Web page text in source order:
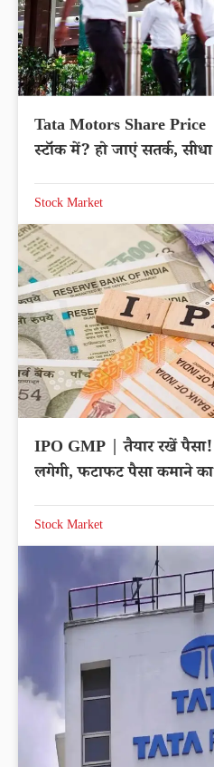
Tata Motors Share
स्टॉक में? हो जाएं सतर्क,
Stock Market
IPO GMP | तैयार रखें पैसा!
लगेगी, फटाफट पैसा कमाने
Stock Market